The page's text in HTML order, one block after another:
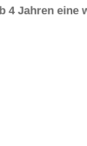
4 Jahren eine